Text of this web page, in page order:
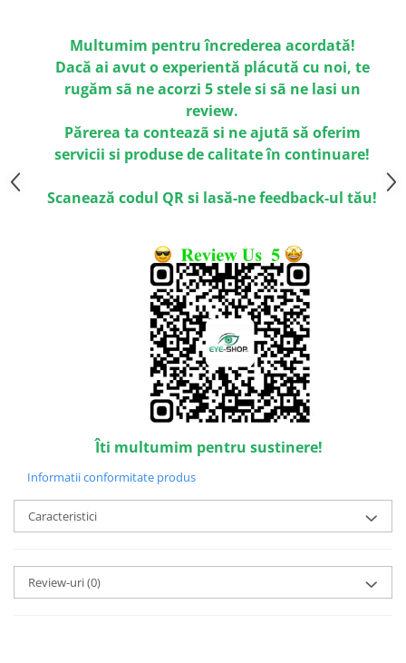
Hackett London
Hugo Boss
Jean Louis Bertier
Just Cavalli
Miraflex
Silhouette
Slastik
Sunfire
Multumim pentru încrederea acordată!
Dacă ai avut o experientă plácută cu noi, te
rugăm sã ne acorzi 5 stele si sã ne lasi un
review.
Părerea ta conteazã si ne ajutã să oferim
servicii si produse de calitate în continuare!
Scanează codul QR si lasă-ne feedback-ul tău!
Îti multumim pentru sustinere!
Informatii conformitate produs
Caracteristici
Review-uri(0)